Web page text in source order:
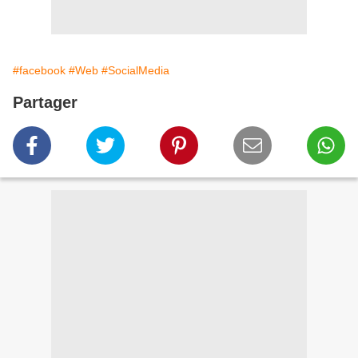
#facebook #Web #SocialMedia
Partager